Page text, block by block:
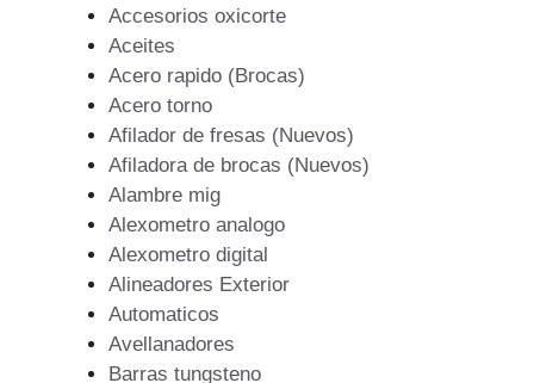
Accesorios oxicorte
Aceites
Acero rapido (Brocas)
Acero torno
Afilador de fresas (Nuevos)
Afiladora de brocas (Nuevos)
Alambre mig
Alexometro analogo
Alexometro digital
Alineadores Exterior
Automaticos
Avellanadores
Barras tungsteno